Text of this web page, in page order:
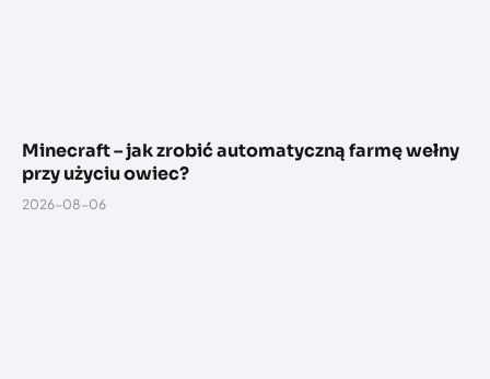
Minecraft – jak zrobić automatyczną farmę wełny
przy użyciu owiec?
2026-08-06